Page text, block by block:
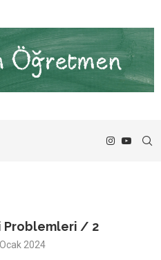
Problemleri / 2
2024